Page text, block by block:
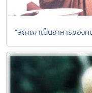
"สัญญาเป็นอาหารของค